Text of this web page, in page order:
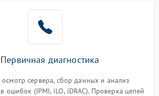
диагностика
сервера, сбор данных и анализ
ошибок (IPMI, iLO, iDRAC). Проверка цепей